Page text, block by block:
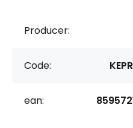
Producer:
Code:
ean: